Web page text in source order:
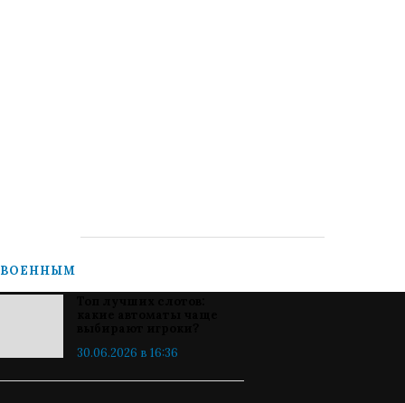
ВОЕННЫМ
30.06.2026 в 16:36